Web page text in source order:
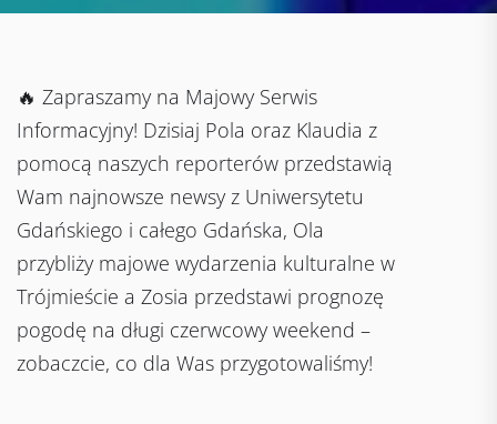
🔥 Zapraszamy na Majowy Serwis
Informacyjny! Dzisiaj Pola oraz Klaudia z
pomocą naszych reporterów przedstawią
Wam najnowsze newsy z Uniwersytetu
Gdańskiego i całego Gdańska, Ola
przybliży majowe wydarzenia kulturalne w
Trójmieście a Zosia przedstawi prognozę
pogodę na długi czerwcowy weekend –
zobaczcie, co dla Was przygotowaliśmy!